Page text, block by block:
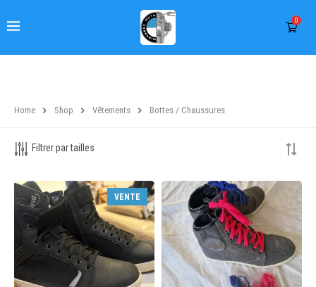
0
Home Shop Vêtements Bottes / Chaussures
VENTE